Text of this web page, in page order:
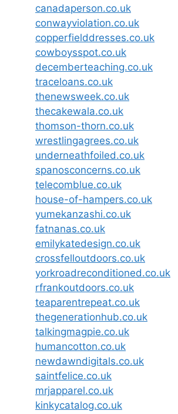
canadaperson.co.uk
conwayviolation.co.uk
copperfielddresses.co.uk
cowboysspot.co.uk
decemberteaching.co.uk
traceloans.co.uk
thenewsweek.co.uk
thecakewala.co.uk
thomson-thorn.co.uk
wrestlingagrees.co.uk
underneathfoiled.co.uk
spanosconcerns.co.uk
telecomblue.co.uk
house-of-hampers.co.uk
yumekanzashi.co.uk
fatnanas.co.uk
emilykatedesign.co.uk
crossfelloutdoors.co.uk
yorkroadreconditioned.co.uk
rfrankoutdoors.co.uk
teaparentrepeat.co.uk
thegenerationhub.co.uk
talkingmagpie.co.uk
humancotton.co.uk
newdawndigitals.co.uk
saintfelice.co.uk
mrjapparel.co.uk
kinkycatalog.co.uk